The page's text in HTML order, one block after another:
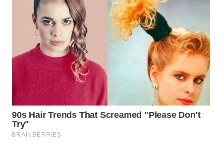
WN
PAKPAK
WN
KARAWANG
WN
BEKASI
WN
BOGOR